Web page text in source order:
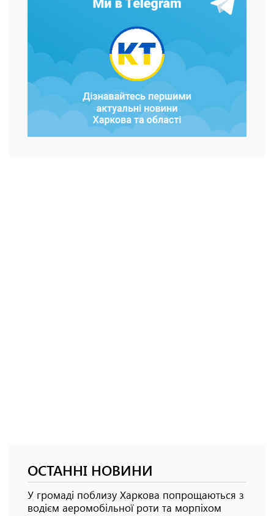
ОСТАННІ НОВИНИ
У громаді поблизу Харкова попрощаються з
водієм аеромобільної роти та морпіхом